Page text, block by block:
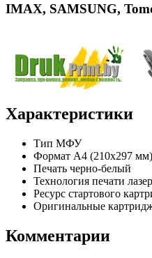
IMAX, SAMSUNG,
Характеристики
Тип МФУ
Формат A4 (210x297 мм)
Печать черно-белый
Технология печати
Ресурс стартового
Оригинальные
Комментарии